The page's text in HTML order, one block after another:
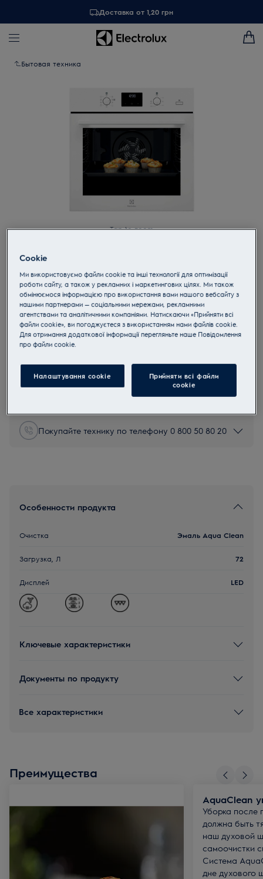
Доставка от 1,20 грн
Бытовая техника
Tap to zoom
OED3H50TW
Встроенный электрический
духовой шкаф SteamBake 600
4.8 (1082)
Инструкции по безопасности и предупреждение по
безопасности в соответствии с регламентом ЕС 2023/988
перечислены в главах 1 и 2 руководства пользователя.
Для безопасного использования продукта прочтите
Покупайте технику по телефону 0 800 50 80 20
Особенности продукта
Очистка Эмаль Aqua Clean
Загрузка, Л 72
Дисплей LED
Ключевые характеристики
Документы по продукту
Все характеристики
Преимущества
AquaClean
Уборка после
должна быть
наш духовой
самоочистки
Система
дне духового
Cookie
Ми використовуємо файли cookie та інші технології для оптимізації
роботи сайту, а також у рекламних і маркетингових цілях. Ми також
обмінюємося інформацією про використання вами нашого вебсайту з
нашими партнерами — соціальними мережами, рекламними
агентствами та аналітичними компаніями. Натискаючи «Прийняти всі
файли cookie», ви погоджуєтеся з використанням нами файлів cookie.
Для отримання додаткової інформації перегляньте наше Пoвідомлення
прo файли cookie.
Налаштування cookie
Прийняти всі файли
сookie